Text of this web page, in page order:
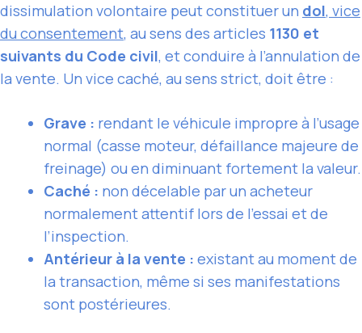
dissimulation volontaire peut constituer un dol, vice
du consentement, au sens des articles 1130 et
suivants du Code civil, et conduire à l’annulation de
la vente. Un vice caché, au sens strict, doit être :
Grave : rendant le véhicule impropre à l’usage
normal (casse moteur, défaillance majeure de
freinage) ou en diminuant fortement la valeur.
Caché : non décelable par un acheteur
normalement attentif lors de l’essai et de
l’inspection.
Antérieur à la vente : existant au moment de
la transaction, même si ses manifestations
sont postérieures.